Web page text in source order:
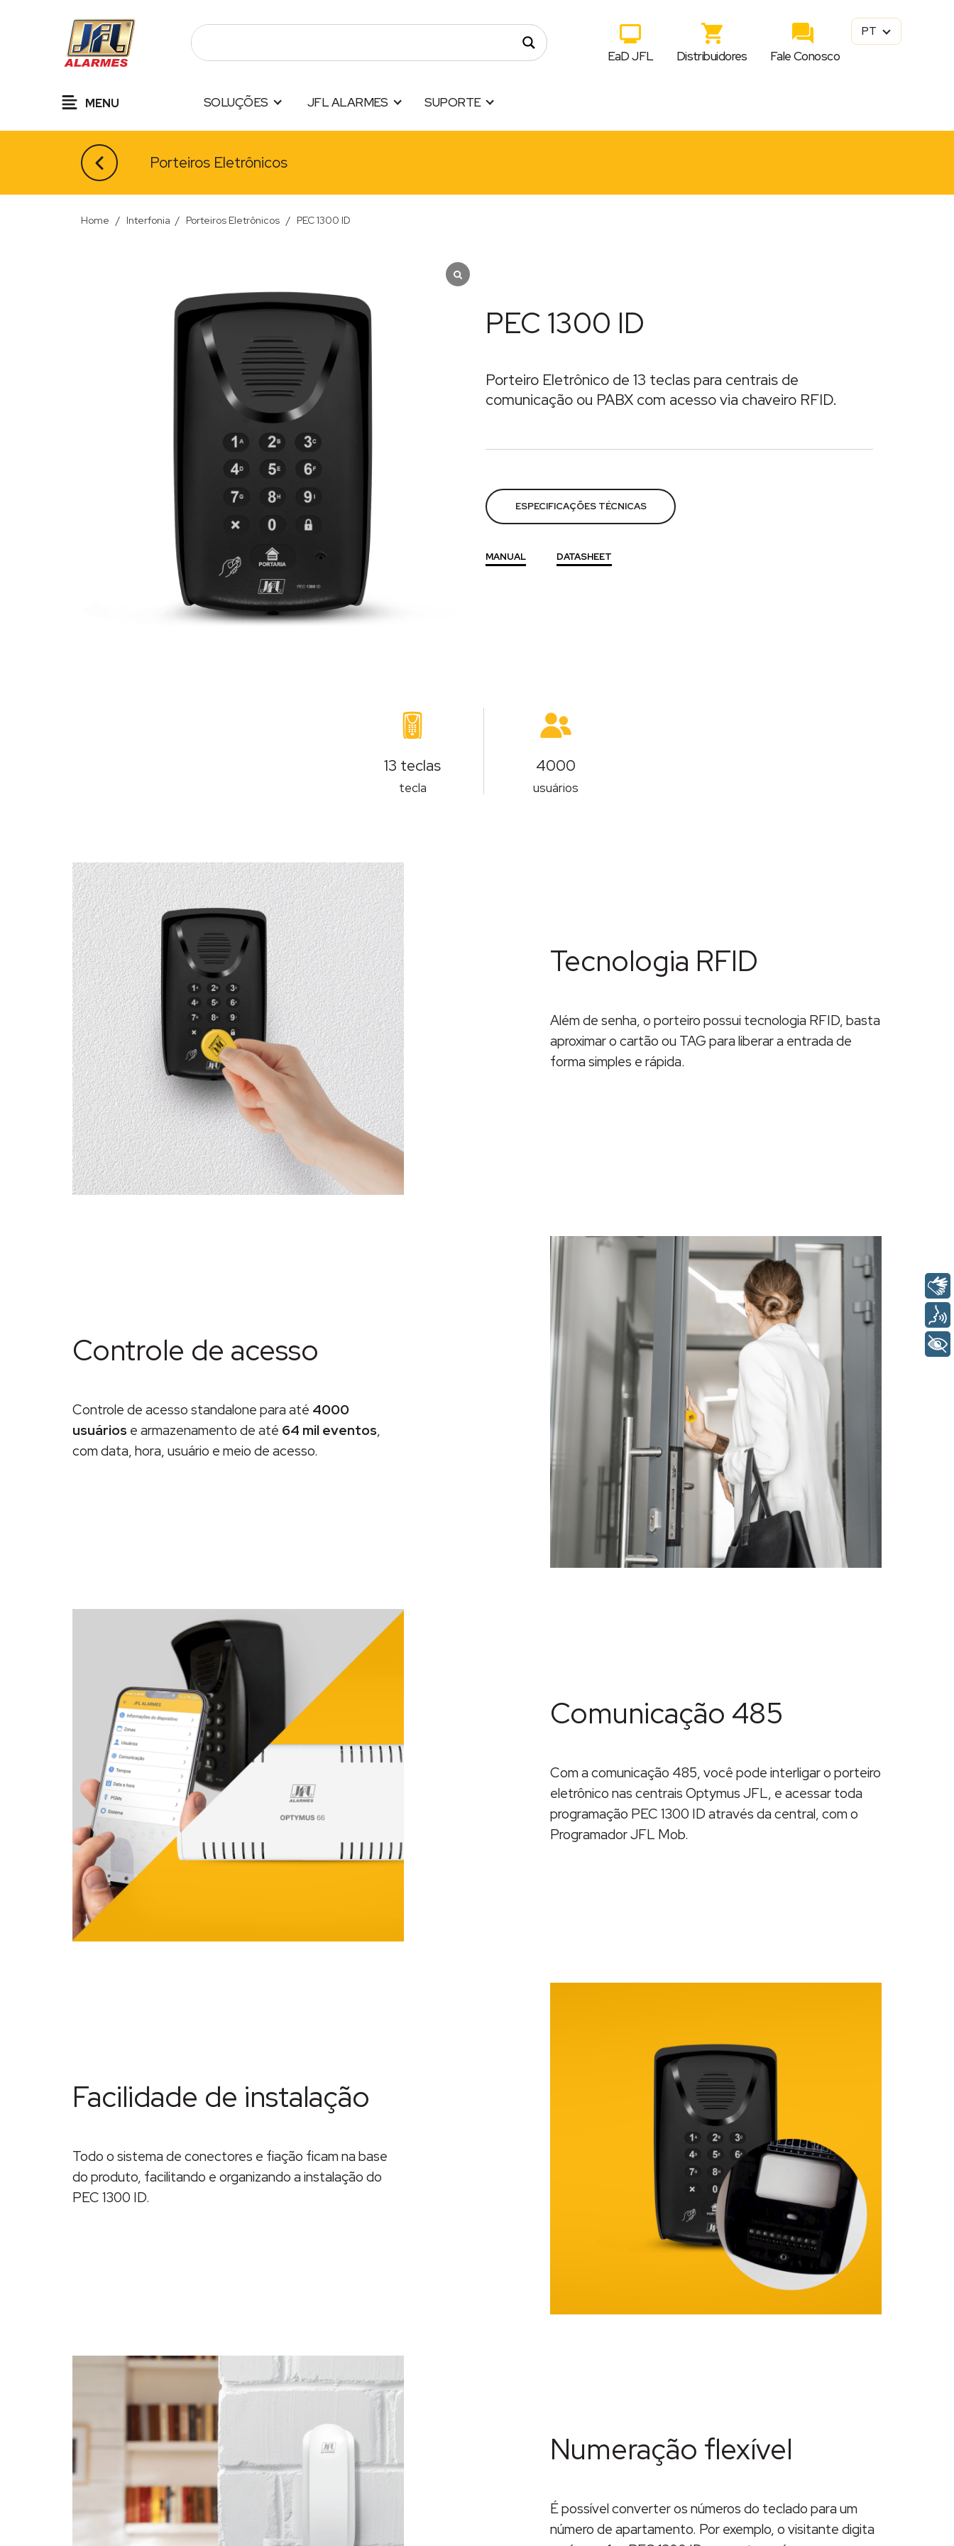
EaD JFL Distribuidores Fale Conosco
PT
MENU SOLUÇÕES JFL ALARMES SUPORTE
Porteiros Eletrônicos
Home / Interfonia / Porteiros Eletrônicos / PEC 1300 ID
PEC 1300 ID
Porteiro Eletrônico de 13 teclas para centrais de
comunicação ou PABX com acesso via chaveiro RFID.
ESPECIFICAÇÕES TÉCNICAS
MANUAL DATASHEET
tecla
13 teclas
usuários
4000
Descrição
Tecnologia RFID
Além de senha, o porteiro possui tecnologia RFID, basta
aproximar o cartão ou TAG para liberar a entrada de
forma simples e rápida.
Controle de acesso
Controle de acesso standalone para até 4000
usuários e armazenamento de até 64 mil eventos,
com data, hora, usuário e meio de acesso.
Comunicação 485
Com a comunicação 485, você pode interligar o porteiro
eletrônico nas centrais Optymus JFL, e acessar toda
programação PEC 1300 ID através da central, com o
Programador JFL Mob.
Facilidade de instalação
Todo o sistema de conectores e fiação ficam na base
do produto, facilitando e organizando a instalação do
PEC 1300 ID.
Numeração flexível
É possível converter os números do teclado para um
número de apartamento. Por exemplo, o visitante digita